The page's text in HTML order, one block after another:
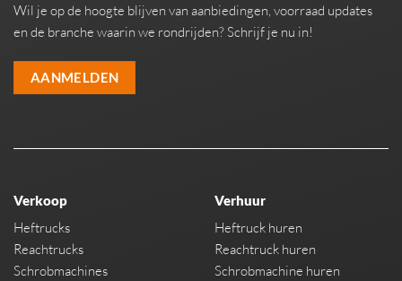
Wil je op de hoogte blijven van aanbiedingen, voorraad updates
en de branche waarin we rondrijden? Schrijf je nu in!
AANMELDEN
Verkoop
Heftrucks
Reachtrucks
Schrobmachines
Verhuur
Heftruck huren
Reachtruck huren
Schrobmachine huren